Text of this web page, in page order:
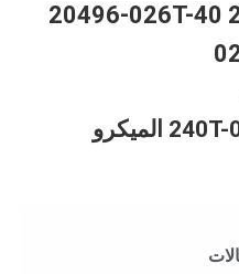
20496-026T-40
خصائص كابل 20633-240T-01S الميكرو